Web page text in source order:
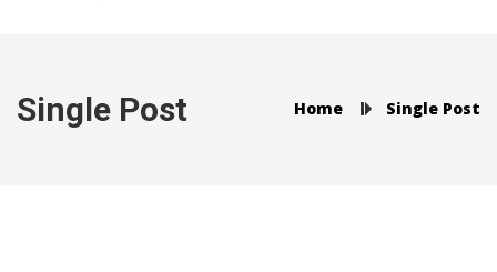
Single Post Home Single Post